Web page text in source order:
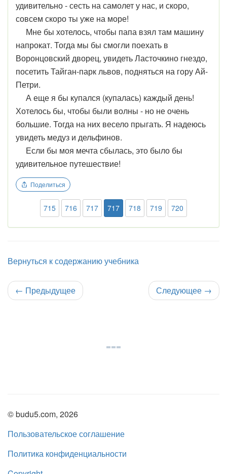
удивительно - сесть на самолет у нас, и скоро,
совсем скоро ты уже на море!
Мне бы хотелось, чтобы папа взял там машину
напрокат. Тогда мы бы смогли поехать в
Воронцовский дворец, увидеть Ласточкино гнездо,
посетить Тайган-парк львов, подняться на гору Ай-
Петри.
А еще я бы купался (купалась) каждый день!
Хотелось бы, чтобы были волны - но не очень
большие. Тогда на них весело прыгать. Я надеюсь
увидеть медуз и дельфинов.
Если бы моя мечта сбылась, это было бы
удивительное путешествие!
Поделиться
715 716 717 717 718 719 720
Вернуться к содержанию учебника
← Предыдущее Следующее →
© budu5.com, 2026
Пользовательское соглашение
Политика конфиденциальности